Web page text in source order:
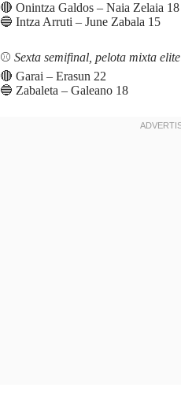
🔴 Onintza Galdos – Naia Zelaia 18
🔵 Intza Arruti – June Zabala 15
⚾️ Sexta semifinal, pelota mixta elite
🔴 Garai – Erasun 22
🔵 Zabaleta – Galeano 18